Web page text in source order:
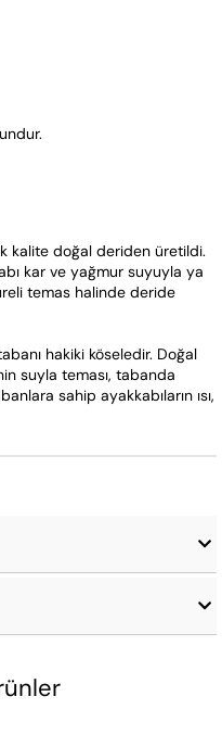
kalite doğal deriden üretildi.
kar ve yağmur suyuyla ya
temas halinde deride
hakiki köseledir. Doğal
suyla teması, tabanda
sahip ayakkabıların ısı,